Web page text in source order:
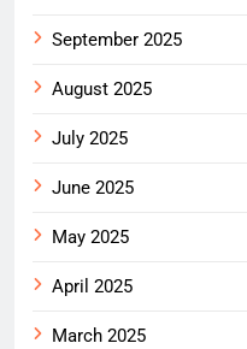
September 2025
August 2025
July 2025
June 2025
May 2025
April 2025
March 2025